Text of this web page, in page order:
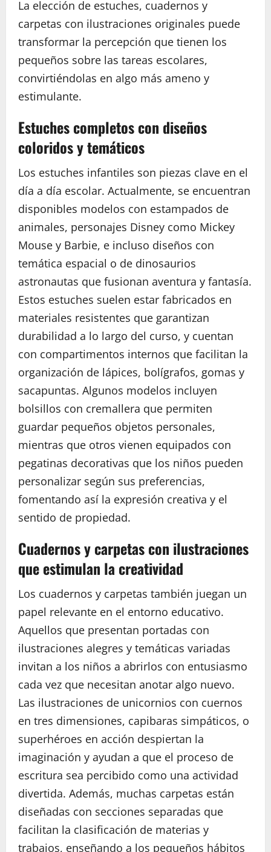
La elección de estuches, cuadernos y
carpetas con ilustraciones originales puede
transformar la percepción que tienen los
pequeños sobre las tareas escolares,
convirtiéndolas en algo más ameno y
estimulante.
Estuches completos con diseños
coloridos y temáticos
Los estuches infantiles son piezas clave en el
día a día escolar. Actualmente, se encuentran
disponibles modelos con estampados de
animales, personajes Disney como Mickey
Mouse y Barbie, e incluso diseños con
temática espacial o de dinosaurios
astronautas que fusionan aventura y fantasía.
Estos estuches suelen estar fabricados en
materiales resistentes que garantizan
durabilidad a lo largo del curso, y cuentan
con compartimentos internos que facilitan la
organización de lápices, bolígrafos, gomas y
sacapuntas. Algunos modelos incluyen
bolsillos con cremallera que permiten
guardar pequeños objetos personales,
mientras que otros vienen equipados con
pegatinas decorativas que los niños pueden
personalizar según sus preferencias,
fomentando así la expresión creativa y el
sentido de propiedad.
Cuadernos y carpetas con ilustraciones
que estimulan la creatividad
Los cuadernos y carpetas también juegan un
papel relevante en el entorno educativo.
Aquellos que presentan portadas con
ilustraciones alegres y temáticas variadas
invitan a los niños a abrirlos con entusiasmo
cada vez que necesitan anotar algo nuevo.
Las ilustraciones de unicornios con cuernos
en tres dimensiones, capibaras simpáticos, o
superhéroes en acción despiertan la
imaginación y ayudan a que el proceso de
escritura sea percibido como una actividad
divertida. Además, muchas carpetas están
diseñadas con secciones separadas que
facilitan la clasificación de materias y
trabajos, enseñando a los pequeños hábitos